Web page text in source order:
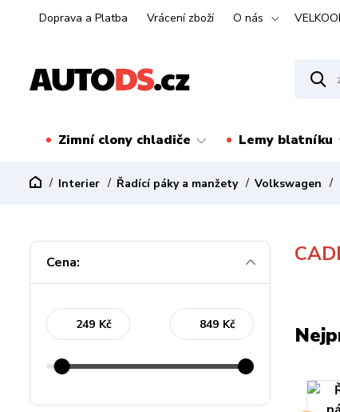
Doprava a Platba Vrácení zboží O nás
Zimní clony chladiče Lemy blatníku
Interier Řadící páky a manžety Volkswagen
Cena:
Kč Kč